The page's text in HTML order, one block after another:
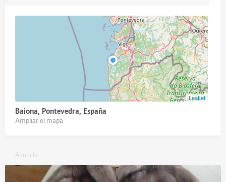
Leaflet
Baiona, Pontevedra, España
Ampliar el mapa
Anuncio